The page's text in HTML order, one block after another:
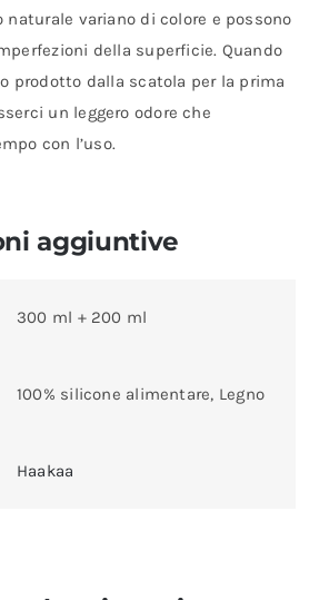
variano di colore e possono
della superficie. Quando
prodotto dalla scatola per la prima
un leggero odore che
con l’uso.
aggiuntive
300 ml + 200 ml
100% silicone alimentare, Legno
Haakaa